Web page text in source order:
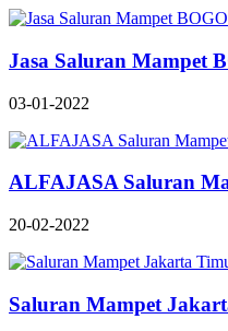
Jasa Saluran Mampet
03-01-2022
ALFAJASA Saluran
20-02-2022
Saluran Mampet